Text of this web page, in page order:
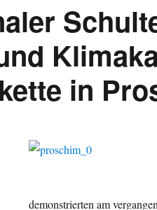
in
demonstrierten am